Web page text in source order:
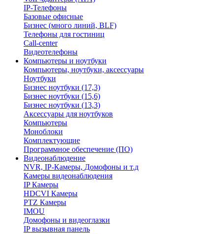
IP-Телефоны
Базовые офисные
Бизнес (много линий, BLF)
Телефоны для гостиниц
Call-center
Видеотелефоны
Компьютеры и ноутбуки
Компьютеры, ноутбуки, аксессуары
Ноутбуки
Бизнес ноутбуки (17,3)
Бизнес ноутбуки (15,6)
Бизнес ноутбуки (13,3)
Аксессуары для ноутбуков
Компьютеры
Моноблоки
Комплектующие
Программное обеспечение (ПО)
Видеонаблюдение
NVR, IP-Камеры, Домофоны и т.д
Камеры видеонаблюдения
IP Камеры
HDCVI Камеры
PTZ Камеры
IMOU
Домофоны и видеоглазки
IP вызывная панель